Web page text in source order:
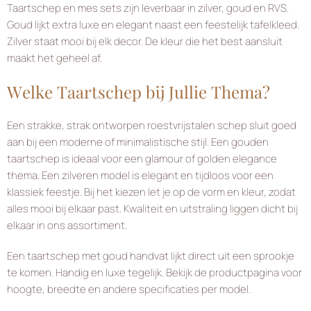
Taartschep en mes sets zijn leverbaar in zilver, goud en RVS.
Goud lijkt extra luxe en elegant naast een feestelijk tafelkleed.
Zilver staat mooi bij elk decor. De kleur die het best aansluit
maakt het geheel af.
Welke Taartschep bij Jullie Thema?
Een strakke, strak ontworpen roestvrijstalen schep sluit goed
aan bij een moderne of minimalistische stijl. Een gouden
taartschep is ideaal voor een glamour of golden elegance
thema. Een zilveren model is elegant en tijdloos voor een
klassiek feestje. Bij het kiezen let je op de vorm en kleur, zodat
alles mooi bij elkaar past. Kwaliteit en uitstraling liggen dicht bij
elkaar in ons assortiment.
Een taartschep met goud handvat lijkt direct uit een sprookje
te komen. Handig en luxe tegelijk. Bekijk de productpagina voor
hoogte, breedte en andere specificaties per model.